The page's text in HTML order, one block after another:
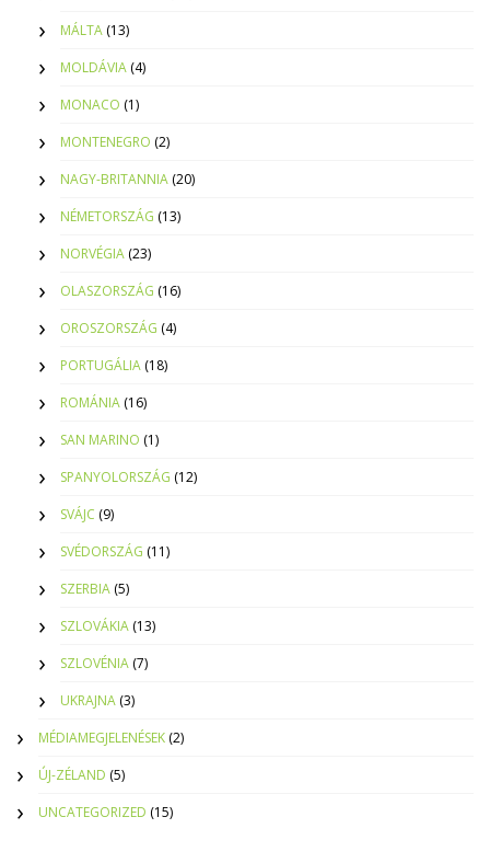
MÁLTA (13)
MOLDÁVIA (4)
MONACO (1)
MONTENEGRO (2)
NAGY-BRITANNIA (20)
NÉMETORSZÁG (13)
NORVÉGIA (23)
OLASZORSZÁG (16)
OROSZORSZÁG (4)
PORTUGÁLIA (18)
ROMÁNIA (16)
SAN MARINO (1)
SPANYOLORSZÁG (12)
SVÁJC (9)
SVÉDORSZÁG (11)
SZERBIA (5)
SZLOVÁKIA (13)
SZLOVÉNIA (7)
UKRAJNA (3)
MÉDIAMEGJELENÉSEK (2)
ÚJ-ZÉLAND (5)
UNCATEGORIZED (15)